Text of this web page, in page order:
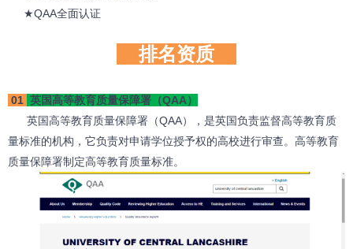
★QAA全面认证
排名资质
01 英国高等教育质量保障署（QAA）
英国高等教育质量保障署（QAA），是英国负责监督高等教育质
量标准的机构，它负责对申请学位授予权的高校进行审查。高等教育
质量保障署制定高等教育质量标准。